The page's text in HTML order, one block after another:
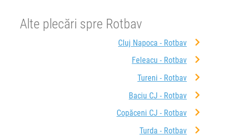
Alte plecări spre Rotbav
Cluj Napoca - Rotbav
Feleacu - Rotbav
Tureni - Rotbav
Baciu CJ - Rotbav
Copăceni CJ - Rotbav
Turda - Rotbav